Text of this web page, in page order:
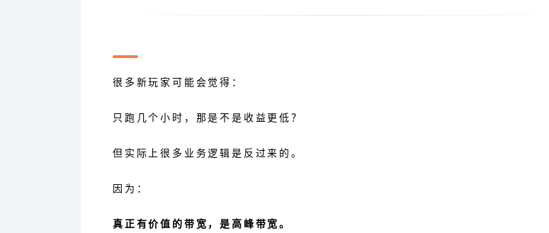
很多新玩家可能会觉得：
只跑几个小时，那是不是收益更低？
但实际上很多业务逻辑是反过来的。
因为：
真正有价值的带宽，是高峰带宽。